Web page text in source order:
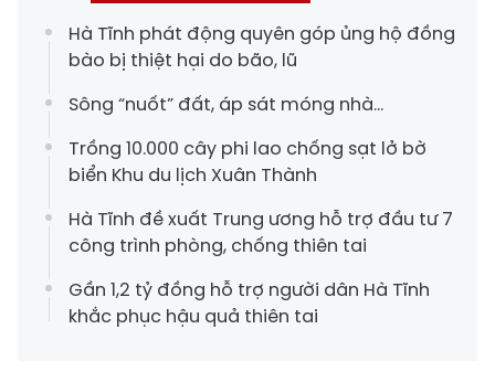
Hà Tĩnh phát động quyên góp ủng hộ đồng
bào bị thiệt hại do bão, lũ
Sông “nuốt” đất, áp sát móng nhà...
Trồng 10.000 cây phi lao chống sạt lở bờ
biển Khu du lịch Xuân Thành
Hà Tĩnh đề xuất Trung ương hỗ trợ đầu tư 7
công trình phòng, chống thiên tai
Gần 1,2 tỷ đồng hỗ trợ người dân Hà Tĩnh
khắc phục hậu quả thiên tai